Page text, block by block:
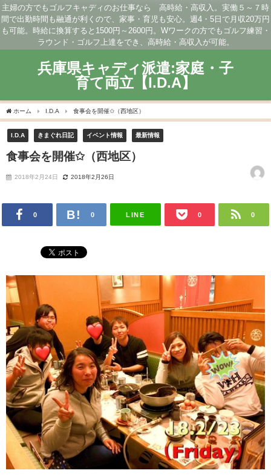
主婦の方でもゴルフキャディのお仕事なら 高時給・高収入。実働５～７時
間で出勤時間も融通が利くので、家事・育児も安心。週4・5日で月収20万円
も可能。時給に換算すると1500円～2600円。Wワークの方でもゴルフ練習・
ラウンド・ゴルフ上達をでき、高時給・高収入が可能。
兵庫県キャディ派遣:家庭・子
育て両立【I.D.A】
ホーム I.D.A 食事会を開催✩（西地区）
I.D.A きまぐれ日記 イベント情報 最新情報
食事会を開催✩（西地区）
2018年2月24日 2018年2月26日
0 0 LINE 0 0